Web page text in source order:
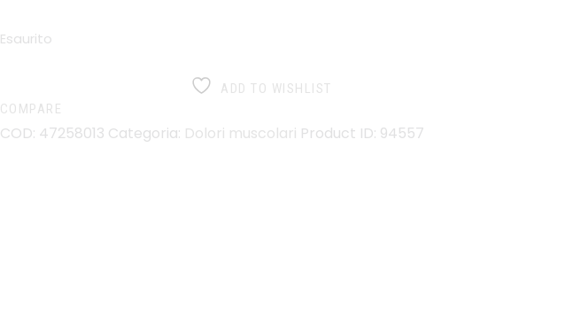
Esaurito
ADD TO WISHLIST
COMPARE
COD: 47258013 Categoria: Dolori muscolari Product ID: 94557